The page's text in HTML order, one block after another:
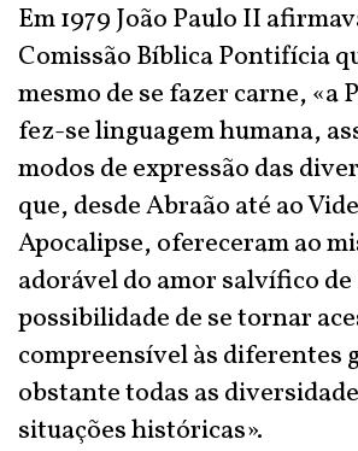
Em 1979 João Paulo II
Comissão Bíblica Pontifícia
mesmo de se fazer carne, «a
fez-se linguagem humana,
modos de expressão das
que, desde Abraão até ao
Apocalipse, ofereceram ao
adorável do amor salvífico de
possibilidade de se tornar
compreensível às diferentes
obstante todas as
situações históricas».